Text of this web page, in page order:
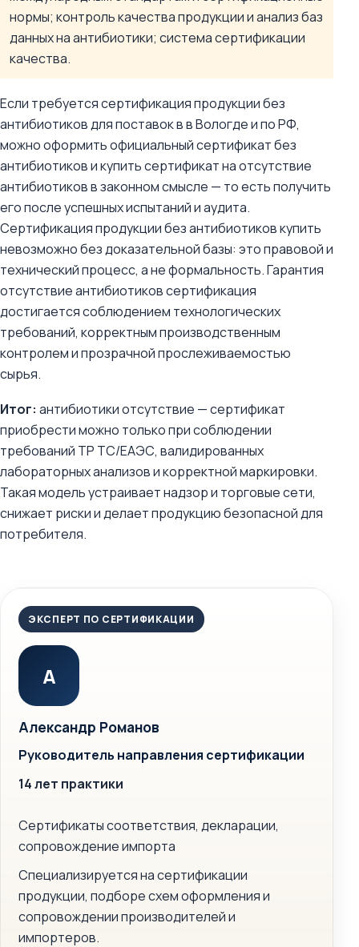
нормы; контроль качества продукции и анализ баз
данных на антибиотики; система сертификации
качества.
Если требуется сертификация продукции без
антибиотиков для поставок в в Вологде и по РФ,
можно оформить официальный сертификат без
антибиотиков и купить сертификат на отсутствие
антибиотиков в законном смысле — то есть получить
его после успешных испытаний и аудита.
Сертификация продукции без антибиотиков купить
невозможно без доказательной базы: это правовой и
технический процесс, а не формальность. Гарантия
отсутствие антибиотиков сертификация
достигается соблюдением технологических
требований, корректным производственным
контролем и прозрачной прослеживаемостью
сырья.
Итог: антибиотики отсутствие — сертификат
приобрести можно только при соблюдении
требований ТР ТС/ЕАЭС, валидированных
лабораторных анализов и корректной маркировки.
Такая модель устраивает надзор и торговые сети,
снижает риски и делает продукцию безопасной для
потребителя.
ЭКСПЕРТ ПО СЕРТИФИКАЦИИ
А
Александр Романов
Руководитель направления сертификации
14 лет практики
Сертификаты соответствия, декларации,
сопровождение импорта
Специализируется на сертификации
продукции, подборе схем оформления и
сопровождении производителей и
импортеров.